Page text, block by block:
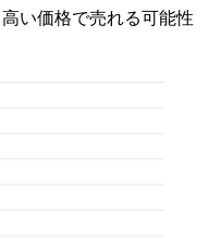
い価格で売れる可能性